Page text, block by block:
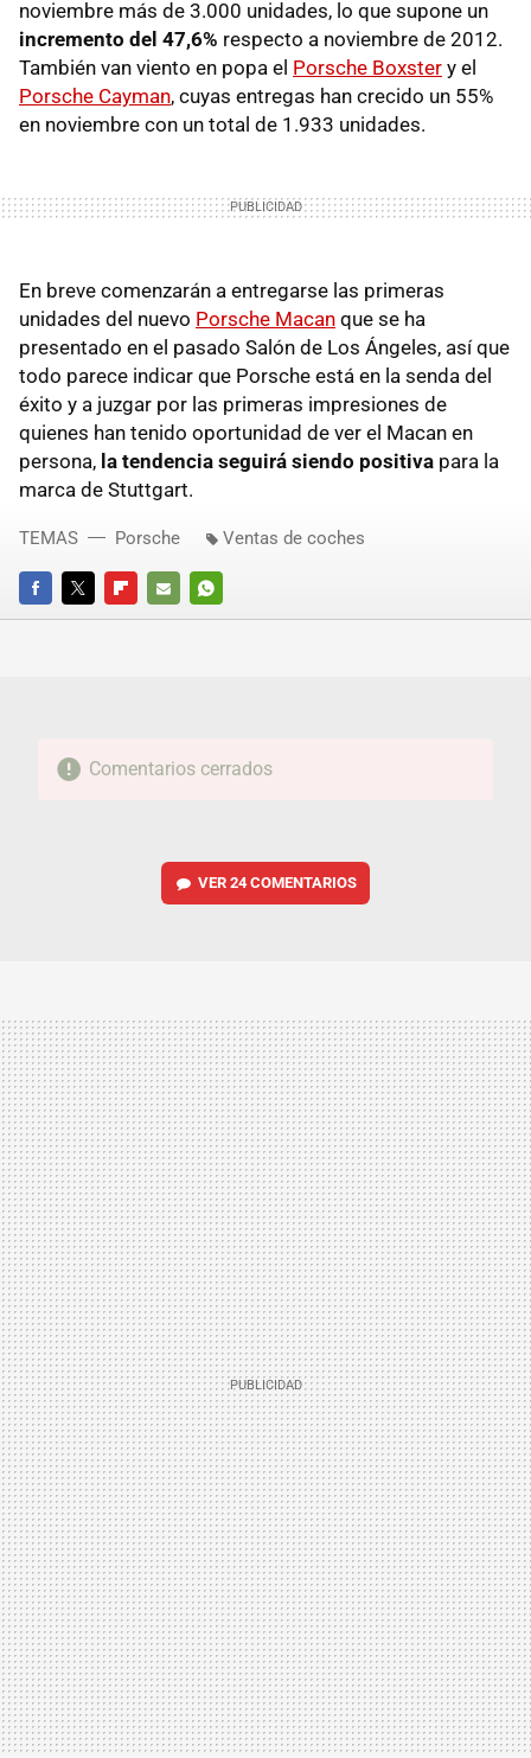
noviembre más de 3.000 unidades, lo que supone un
incremento del 47,6% respecto a noviembre de 2012.
También van viento en popa el Porsche Boxster y el
Porsche Cayman, cuyas entregas han crecido un 55%
en noviembre con un total de 1.933 unidades.
En breve comenzarán a entregarse las primeras
unidades del nuevo Porsche Macan que se ha
presentado en el pasado Salón de Los Ángeles, así que
todo parece indicar que Porsche está en la senda del
éxito y a juzgar por las primeras impresiones de
quienes han tenido oportunidad de ver el Macan en
persona, la tendencia seguirá siendo positiva para la
marca de Stuttgart.
FACEBOOKTWITTERFLIPBOARD
E-
WHATSAPP
TEMAS Porsche Ventas de coches
Comentarios cerrados
VER 24 COMENTARIOS